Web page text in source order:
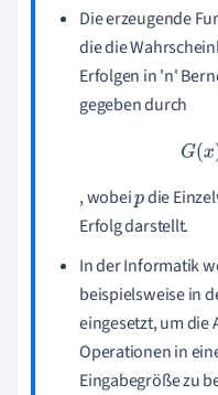
Die erzeugende
die die
Erfolgen in 'n'
gegeben durch
, wobeipdie
Erfolg darstellt.
In der Informatik
beispielsweise in
eingesetzt, um die
Operationen in
Eingabegröße zu